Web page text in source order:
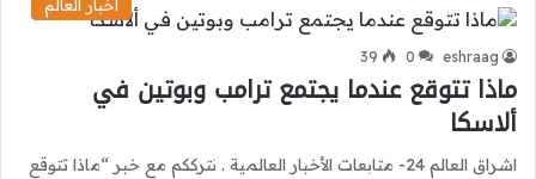
أخبار العالم
eshraag
0
39
ماذا تتوقع عندما يجتمع ترامب وبوتين في
ألاسكا
اشراق العالم 24- متابعات الأخبار العالمية . نترككم مع خبر “ماذا تتوقع